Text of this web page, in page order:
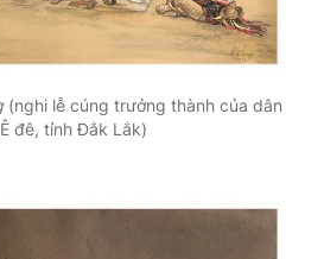
(nghi lễ cúng trưởng thành của dân
đê, tỉnh Đắk Lắk)